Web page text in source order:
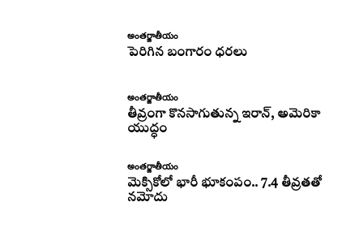
అంతర్జాతీయం
పెరిగిన బంగారం ధరలు
అంతర్జాతీయం
తీవ్రంగా కొనసాగుతున్న ఇరాన్‌, అమెరికా
యుద్ధం
అంతర్జాతీయం
మెక్సికోలో భారీ భూకంపం.. 7.4 తీవ్రతతో
నమోదు